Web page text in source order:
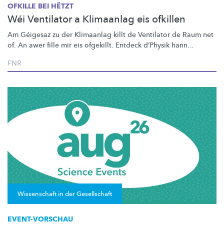
OFKILLE BEI HËTZT
Wéi Ventilator a Klimaanlag eis ofkillen
Am Géigesaz zu der Klimaanlag killt de Ventilator de Raum net
of. An awer fille mir eis ofgekillt. Entdeck d’Physik hann...
FNR
Wissenschaft in der Gesellschaft
EVENT-VORSCHAU